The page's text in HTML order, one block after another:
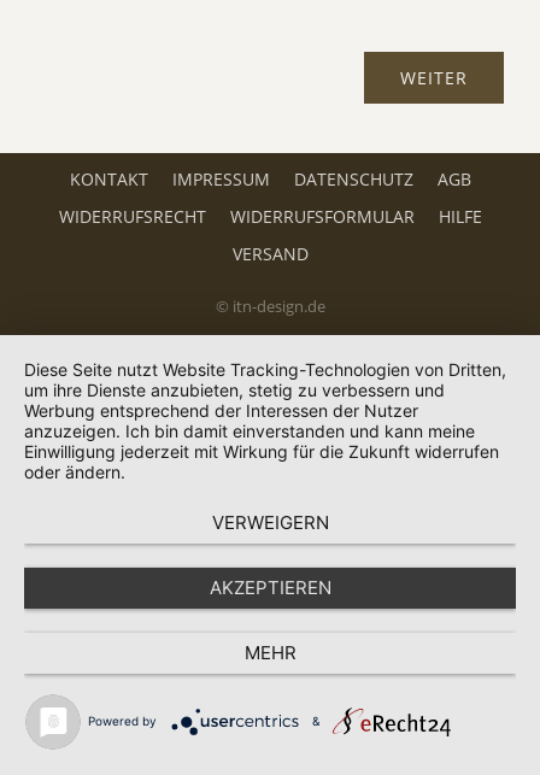
KONTAKT IMPRESSUM DATENSCHUTZ
AGB
WIDERRUFSRECHT
WIDERRUFSFORMULAR
HILFE
VERSAND
© itn-design.de
Diese Seite nutzt Website Tracking-Technologien von Dritten,
um ihre Dienste anzubieten, stetig zu verbessern und
Werbung entsprechend der Interessen der Nutzer
anzuzeigen. Ich bin damit einverstanden und kann meine
Einwilligung jederzeit mit Wirkung für die Zukunft widerrufen
oder ändern.
VERWEIGERN
AKZEPTIEREN
MEHR
Powered by &